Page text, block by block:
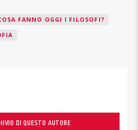
FANNO OGGI I FILOSOFI?
DI QUESTO AUTORE